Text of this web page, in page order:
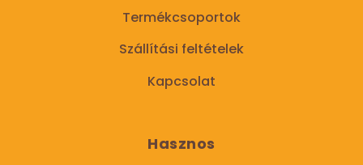
Termékcsoportok
Szállítási feltételek
Kapcsolat
Hasznos